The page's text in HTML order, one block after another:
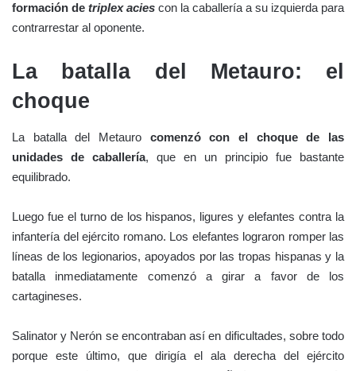
formación de triplex acies con la caballería a su izquierda para
contrarrestar al oponente.
La batalla del Metauro: el
choque
La batalla del Metauro comenzó con el choque de las
unidades de caballería, que en un principio fue bastante
equilibrado.
Luego fue el turno de los hispanos, ligures y elefantes contra la
infantería del ejército romano. Los elefantes lograron romper las
líneas de los legionarios, apoyados por las tropas hispanas y la
batalla inmediatamente comenzó a girar a favor de los
cartagineses.
Salinator y Nerón se encontraban así en dificultades, sobre todo
porque este último, que dirigía el ala derecha del ejército